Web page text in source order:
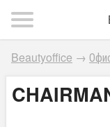
Beautyoffice →